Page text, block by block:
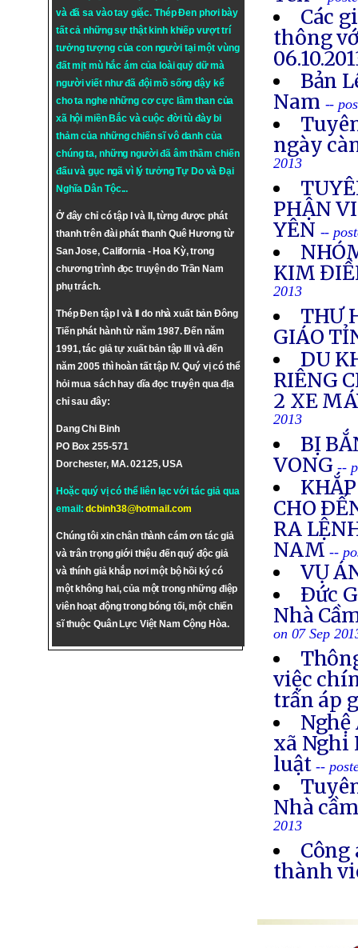
và đã sa vào tay giặc. Thép Đen phơi bày
tất cả những sự thật kinh khiếp vượt trí
tưởng tượng của con người tại một vùng
đất mịt mù hắc ám của loài quỷ dữ mà
người viết như đã đội mồ sống dậy kể
cho ta nghe những cơ cực lầm than của
xã hội miền Bắc và cuộc đời tù đày bi
thảm của những chiến sĩ vô danh của
chúng ta, những người đã âm thầm chiến
đấu và gục ngã vì lý tưởngTự DovàĐại
Nghĩa Dân Tộc...
Ở đây chỉ có tập I và II, từng được phát
thanh trên đài phát thanh Quê Hương từ
San Jose, California - Hoa Kỳ, trong
chương trình đọc truyện do Trần Nam
phụ trách.
Thép Đen tập I và II do nhà xuất bản Đông
Tiến phát hành từ năm 1987. Đến năm
1991, tác giả tự xuất bản tập III và đến
năm 2005 thì hoàn tất tập IV. Quý vị có thể
hỏi mua sách hay dĩa đọc truyện qua địa
chỉ sau đây:
Dang Chi Binh
PO Box 255-571
Dorchester, MA. 02125, USA
Hoặc quý vị có thể liên lạc với tác giả qua
email:dcbinh38@hotmail.com
Chúng tôi xin chân thành cám ơn tác giả
và trân trọng giới thiệu đến quý độc giả
và thính giả khắp nơi một bộ hồi ký có
một không hai, của một trong những điệp
viên hoạt động trong bóng tối, một chiến
sĩ thuộc Quân Lực Việt Nam Cộng Hòa.
Các
thông
Bản
Nam --
ngày
2013
PHẬN
YÊN --
KIM
2013
THƯ
GIÁO
DU
RIÊNG
2 XE
2013
BỊ
VONG --
CHO
RA
NAM--
VỤ
Ðức
Nhà
on 07 Sep
việc
trấn áp
Nghệ
xã Nghi
luật--
Nhà
2013
thành